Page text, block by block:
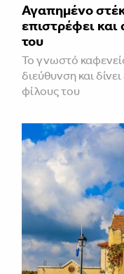
Αγαπημένο
επιστρέφει και
του
Το γνωστό
διεύθυνση και
φίλους του